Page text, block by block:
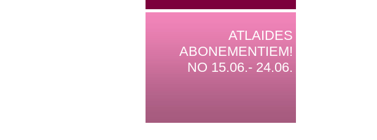
ATLAIDES
ABONEMENTIEM!
NO 15.06.- 24.06.